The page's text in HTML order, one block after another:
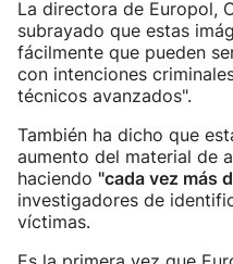
La directora de Europol,
subrayado que estas
fácilmente que pueden
con intenciones
técnicos avanzados".
También ha dicho que
aumento del material de
haciendo "cada vez más
investigadores de
víctimas.